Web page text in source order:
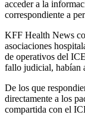
acceder a la
correspondiente a
KFF Health News
asociaciones
de operativos del
fallo judicial, habían
De los que
directamente a los
compartida con el